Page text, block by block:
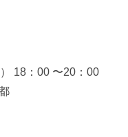
18：00 〜20：00